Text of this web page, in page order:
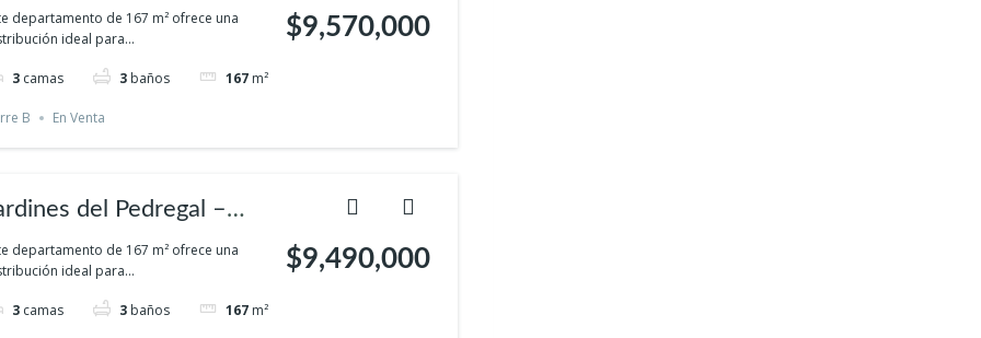
familiar en el
con espacios verdes y
departamento de 167 m² ofrece una
ideal para...
3 camas 3 baños 167 m²
$9,570,000
B En Venta
del Pedregal –
familiar en el
con espacios verdes y
departamento de 167 m² ofrece una
ideal para...
3 camas 3 baños 167 m²
$9,490,000